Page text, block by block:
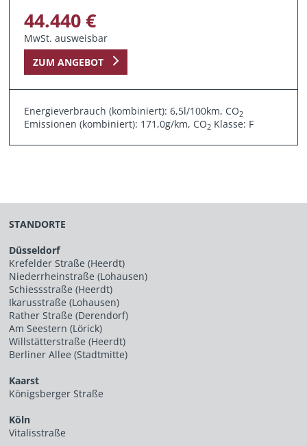
44.440 €
MwSt. ausweisbar
ZUM ANGEBOT
Energieverbrauch (kombiniert): 6,5l/100km, CO2
Emissionen (kombiniert): 171,0g/km, CO2 Klasse: F
STANDORTE
Düsseldorf
Krefelder Straße (Heerdt)
Niederrheinstraße (Lohausen)
Schiessstraße (Heerdt)
Ikarusstraße (Lohausen)
Rather Straße (Derendorf)
Am Seestern (Lörick)
Willstätterstraße (Heerdt)
Berliner Allee (Stadtmitte)
Kaarst
Königsberger Straße
Köln
Vitalisstraße